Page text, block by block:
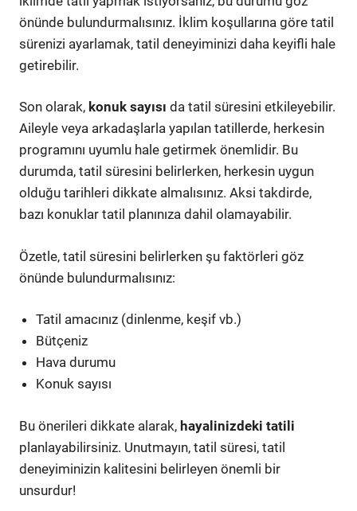
önünde bulundurmalısınız. İklim koşullarına göre tatil
sürenizi ayarlamak, tatil deneyiminizi daha keyifli hale
getirebilir.
Son olarak, konuk sayısı da tatil süresini etkileyebilir.
Aileyle veya arkadaşlarla yapılan tatillerde, herkesin
programını uyumlu hale getirmek önemlidir. Bu
durumda, tatil süresini belirlerken, herkesin uygun
olduğu tarihleri dikkate almalısınız. Aksi takdirde,
bazı konuklar tatil planınıza dahil olamayabilir.
Özetle, tatil süresini belirlerken şu faktörleri göz
önünde bulundurmalısınız:
Tatil amacınız (dinlenme, keşif vb.)
Bütçeniz
Hava durumu
Konuk sayısı
Bu önerileri dikkate alarak, hayalinizdeki tatili
planlayabilirsiniz. Unutmayın, tatil süresi, tatil
deneyiminizin kalitesini belirleyen önemli bir
unsurdur!